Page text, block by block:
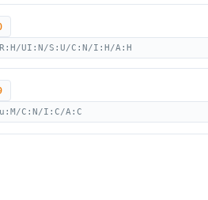
UI:N/S:U/C:N/I:H/A:H
C:N/I:C/A:C